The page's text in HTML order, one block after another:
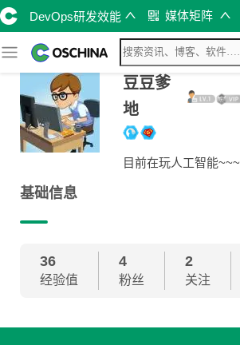
DevOps研发效能 媒体矩阵
豆豆爹
地
目前在玩人工智能~~~
基础信息
36
经验值
4
粉丝
2
关注